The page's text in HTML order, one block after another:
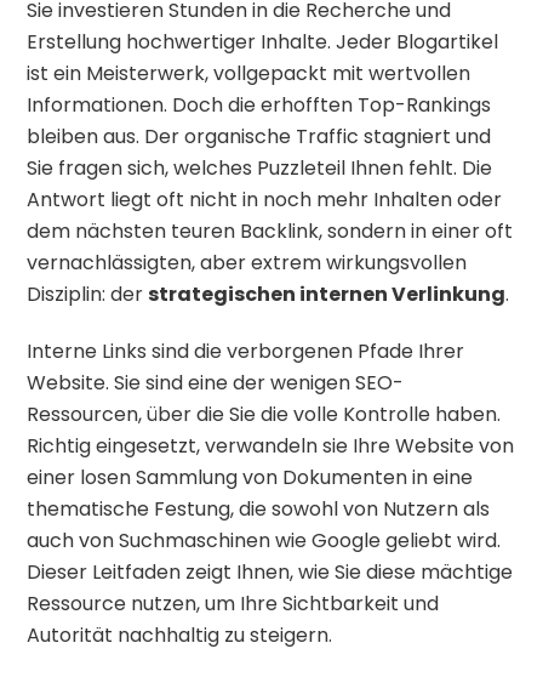
Sie investieren Stunden in die Recherche und
Erstellung hochwertiger Inhalte. Jeder Blogartikel
ist ein Meisterwerk, vollgepackt mit wertvollen
Informationen. Doch die erhofften Top-Rankings
bleiben aus. Der organische Traffic stagniert und
Sie fragen sich, welches Puzzleteil Ihnen fehlt. Die
Antwort liegt oft nicht in noch mehr Inhalten oder
dem nächsten teuren Backlink, sondern in einer oft
vernachlässigten, aber extrem wirkungsvollen
Disziplin: der strategischen internen Verlinkung.
Interne Links sind die verborgenen Pfade Ihrer
Website. Sie sind eine der wenigen SEO-
Ressourcen, über die Sie die volle Kontrolle haben.
Richtig eingesetzt, verwandeln sie Ihre Website von
einer losen Sammlung von Dokumenten in eine
thematische Festung, die sowohl von Nutzern als
auch von Suchmaschinen wie Google geliebt wird.
Dieser Leitfaden zeigt Ihnen, wie Sie diese mächtige
Ressource nutzen, um Ihre Sichtbarkeit und
Autorität nachhaltig zu steigern.